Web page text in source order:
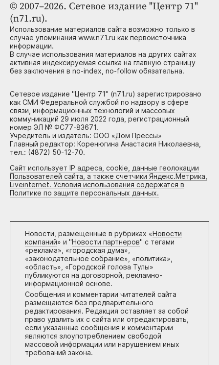
© 2007–2026. Сетевое издание "Центр 71"
(n71.ru).
Использование материалов сайта возможно только в
случае упоминания www.n71.ru как первоисточника
информации.
В случае использования материалов на других сайтах
активная индексируемая ссылка на главную страницу
без заключения в no-index, no-follow обязательна.
Сетевое издание "Центр 71" (n71.ru) зарегистрировано
как СМИ Федеральной службой по надзору в сфере
связи, информационных технологий и массовых
коммуникаций 29 июля 2022 года, регистрационный
номер ЭЛ № ФС77-83671.
Учредитель и издатель: ООО «Дом Прессы»
Главный редактор: Коренюгина Анастасия Николаевна,
тел.: (4872) 50-12-70.
Сайт использует IP адреса, cookie, данные геолокации
Пользователей сайта, а также счетчики Яндекс.Метрика,
Liveinternet. Условия использования содержатся в
Политике по защите персональных данных.
Новости, размещенные в рубриках «Новости
компаний» и "Новости партнеров" с тегами
«реклама», «городская дума»,
«законодательное собрание», «политика»,
«область», «Городской голова Тулы»
публикуются на договорной, рекламно-
информационной основе.
Сообщения и комментарии читателей сайта
размещаются без предварительного
редактирования. Редакция оставляет за собой
право удалить их с сайта или отредактировать,
если указанные сообщения и комментарии
являются злоупотреблением свободой
массовой информации или нарушением иных
требований закона.